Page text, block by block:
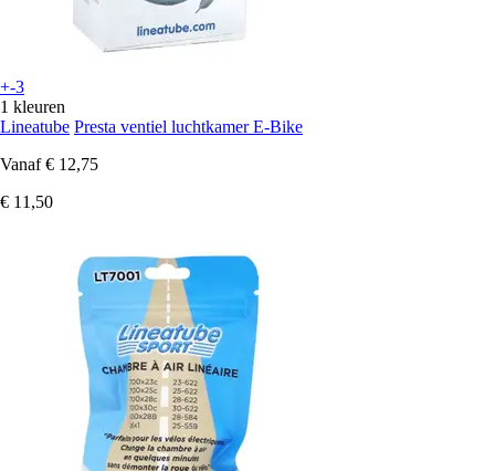
+-3
1 kleuren
Lineatube Presta ventiel luchtkamer E-Bike
Vanaf € 12,75
€ 11,50